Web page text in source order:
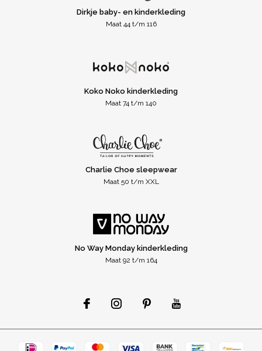
Dirkje baby- en kinderkleding
Maat 44 t/m 116
Koko Noko kinderkleding
Maat 74 t/m 140
Charlie Choe sleepwear
Maat 50 t/m XXL
No Way Monday kinderkleding
Maat 92 t/m 164